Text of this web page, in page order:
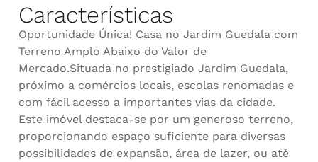
Características
Oportunidade Única! Casa no Jardim Guedala com
Terreno Amplo Abaixo do Valor de
Mercado.Situada no prestigiado Jardim Guedala,
próximo a comércios locais, escolas renomadas e
com fácil acesso a importantes vias da cidade.
Este imóvel destaca-se por um generoso terreno,
proporcionando espaço suficiente para diversas
possibilidades de expansão, área de lazer, ou até